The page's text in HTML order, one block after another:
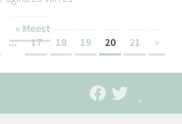
« Meest
... 17 18 19 20 21 »